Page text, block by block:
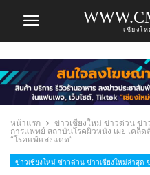
เชียงใ
หน้าแรก ข่าวเชียงใหม่ ข่าวด่วน ข่า
การแพทย์ สถาบันโรคผิวหนัง เผย เคล็
“โรคแพ้แสงแดด”
ข่าวเชียงใหม่ ข่าวด่วน ข่าวเชียงใหม่ล่าสุด